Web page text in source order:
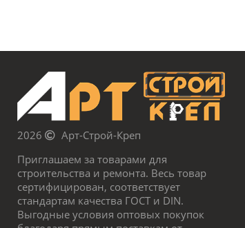
2026
Арт-Строй-Креп
Приглашаем за товарами для
строительства и ремонта. Весь товар
сертифицирован, соответствует
стандартам качества ГОСТ и DIN.
Выгодные условия оптовых покупок